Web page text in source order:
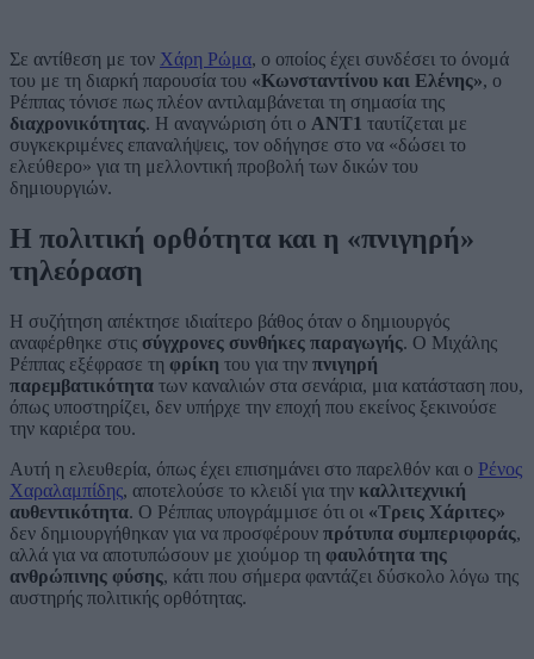
Σε αντίθεση με τον Χάρη Ρώμα, ο οποίος έχει συνδέσει το όνομά
του με τη διαρκή παρουσία του «Κωνσταντίνου και Ελένης», ο
Ρέππας τόνισε πως πλέον αντιλαμβάνεται τη σημασία της
διαχρονικότητας. Η αναγνώριση ότι ο ΑΝΤ1 ταυτίζεται με
συγκεκριμένες επαναλήψεις, τον οδήγησε στο να «δώσει το
ελεύθερο» για τη μελλοντική προβολή των δικών του
δημιουργιών.
Η πολιτική ορθότητα και η «πνιγηρή»
τηλεόραση
Η συζήτηση απέκτησε ιδιαίτερο βάθος όταν ο δημιουργός
αναφέρθηκε στις σύγχρονες συνθήκες παραγωγής. Ο Μιχάλης
Ρέππας εξέφρασε τη φρίκη του για την πνιγηρή
παρεμβατικότητα των καναλιών στα σενάρια, μια κατάσταση που,
όπως υποστηρίζει, δεν υπήρχε την εποχή που εκείνος ξεκινούσε
την καριέρα του.
Αυτή η ελευθερία, όπως έχει επισημάνει στο παρελθόν και ο Ρένος
Χαραλαμπίδης, αποτελούσε το κλειδί για την καλλιτεχνική
αυθεντικότητα. Ο Ρέππας υπογράμμισε ότι οι «Τρεις Χάριτες»
δεν δημιουργήθηκαν για να προσφέρουν πρότυπα συμπεριφοράς,
αλλά για να αποτυπώσουν με χιούμορ τη φαυλότητα της
ανθρώπινης φύσης, κάτι που σήμερα φαντάζει δύσκολο λόγω της
αυστηρής πολιτικής ορθότητας.